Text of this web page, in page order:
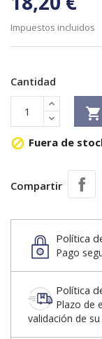
Impuestos incluidos
Cantidad

 Fuera de
Compartir
Política
Pago
Política
Plazo de
validación de